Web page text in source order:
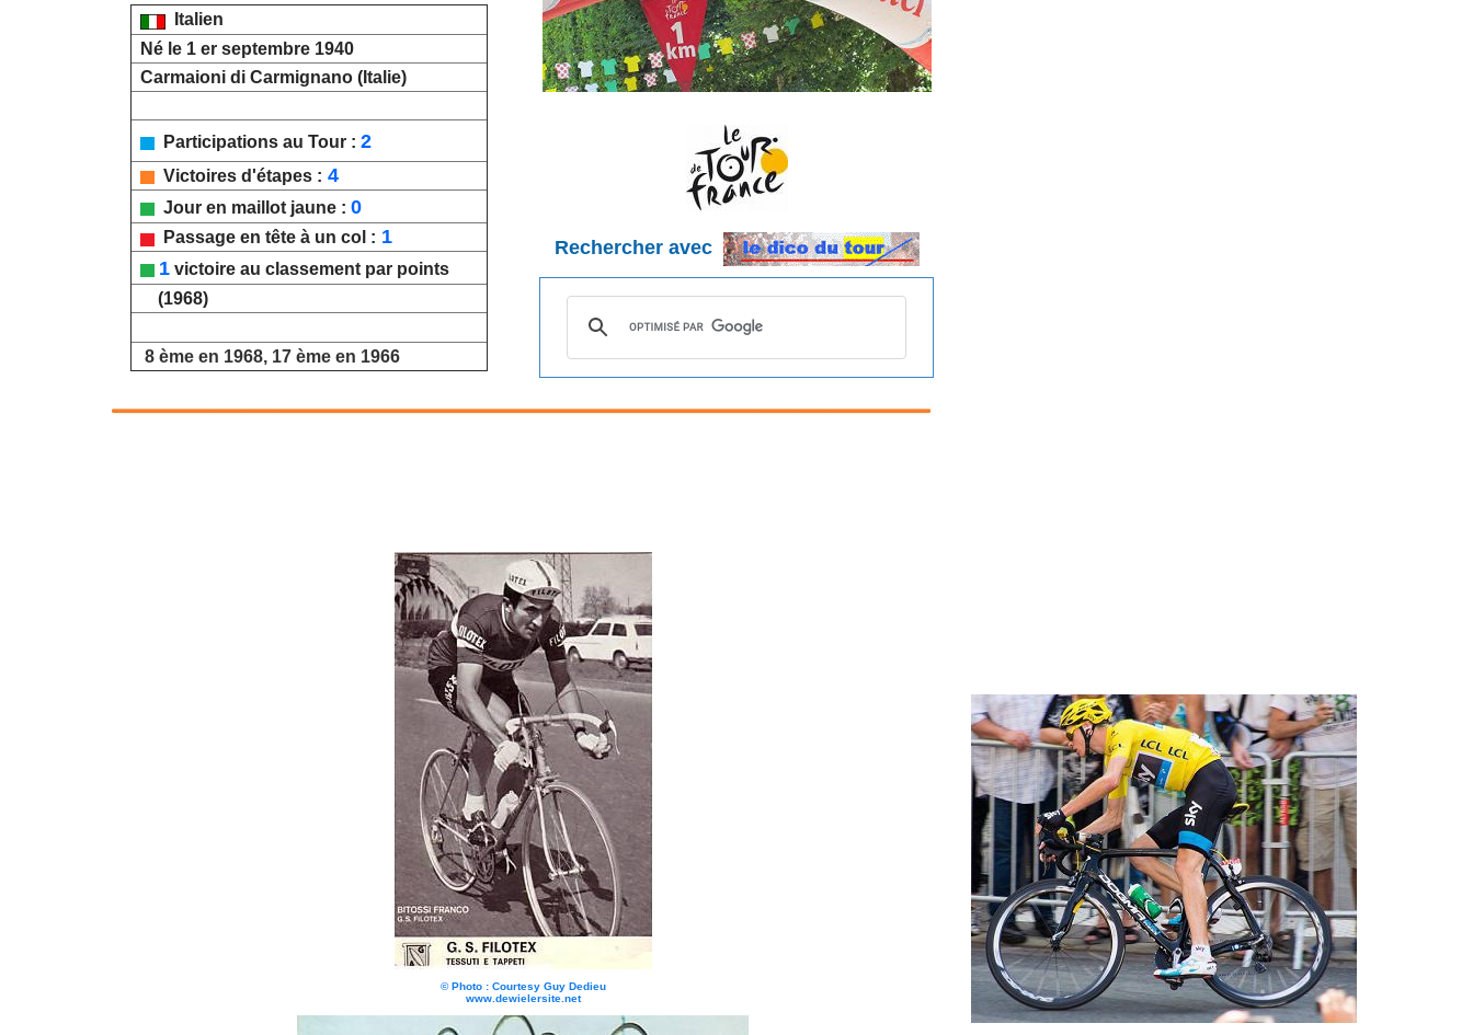
Italien
Né le 1 er septembre 1940
Carmaioni di Carmignano (Italie)
Participations au Tour : 2
Victoires d'étapes : 4
Jour en maillot jaune : 0
Passage en tête à un col : 1
1 victoire au classement par points
(1968)
8 ème en 1968, 17 ème en 1966
Rechercher avec
© Photo : Courtesy Guy Dedieu
www.dewielersite.net